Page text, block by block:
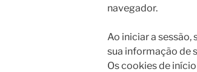
navegador.
Ao iniciar a
sua informação de
Os cookies de